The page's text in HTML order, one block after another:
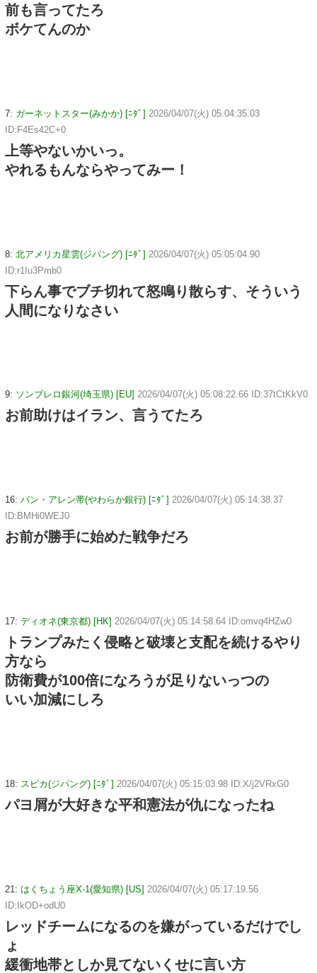
前も言ってたろ
ボケてんのか
7: ガーネットスター(みかか) [ﾆﾀﾞ] 2026/04/07(火) 05:04:35.03
ID:F4Es42C+0
上等やないかいっ。
やれるもんならやってみー！
8: 北アメリカ星雲(ジパング) [ﾆﾀﾞ] 2026/04/07(火) 05:05:04.90
ID:r1Iu3Pmb0
下らん事でブチ切れて怒鳴り散らす、そういう
人間になりなさい
9: ソンブレロ銀河(埼玉県) [EU] 2026/04/07(火) 05:08:22.66 ID:37tCtKkV0
お前助けはイラン、言うてたろ
16: バン・アレン帯(やわらか銀行) [ﾆﾀﾞ] 2026/04/07(火) 05:14:38.37
ID:BMHi0WEJ0
お前が勝手に始めた戦争だろ
17: ディオネ(東京都) [HK] 2026/04/07(火) 05:14:58.64 ID:omvq4HZw0
トランプみたく侵略と破壊と支配を続けるやり
方なら
防衛費が100倍になろうが足りないっつの
いい加減にしろ
18: スピカ(ジパング) [ﾆﾀﾞ] 2026/04/07(火) 05:15:03.98 ID:X/j2VRxG0
パヨ屑が大好きな平和憲法が仇になったね
21: はくちょう座X-1(愛知県) [US] 2026/04/07(火) 05:17:19.56
ID:IkOD+odU0
レッドチームになるのを嫌がっているだけでし
ょ
緩衝地帯としか見てないくせに言い方